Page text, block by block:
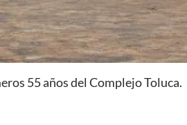
55 años del Complejo Toluca.